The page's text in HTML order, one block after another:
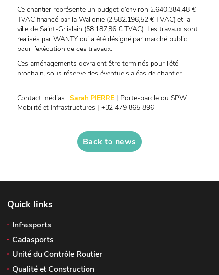
Ce chantier représente un budget d’environ 2.640.384,48 €
TVAC financé par la Wallonie (2.582.196,52 € TVAC) et la
ville de Saint-Ghislain (58.187,86 € TVAC). Les travaux sont
réalisés par WANTY qui a été désigné par marché public
pour l’exécution de ces travaux.
Ces aménagements devraient être terminés pour l’été
prochain, sous réserve des éventuels aléas de chantier.
Contact médias : Sarah PIERRE | Porte-parole du SPW
Mobilité et Infrastructures | +32 479 865 896
Back to news
Quick links
Infrasports
Cadasports
Unité du Contrôle Routier
Qualité et Construction